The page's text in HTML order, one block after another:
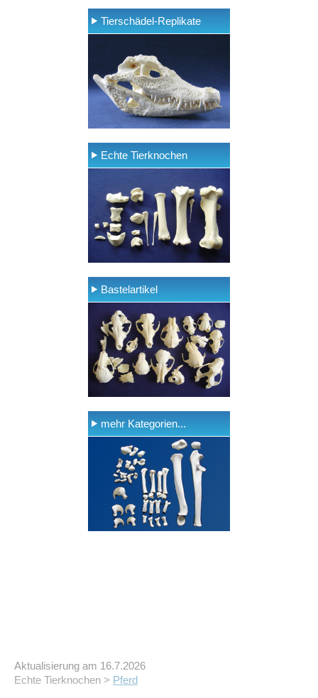
Tierschädel-Replikate
Echte Tierknochen
Bastelartikel
mehr Kategorien...
Aktualisierung am 16.7.2026
Echte Tierknochen > Pferd